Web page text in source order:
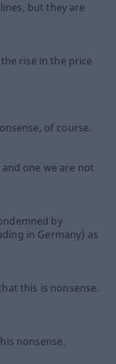
but they are
rise in the price
of course.
one we are not
by
in Germany) as
this is nonsense.
nonsense.